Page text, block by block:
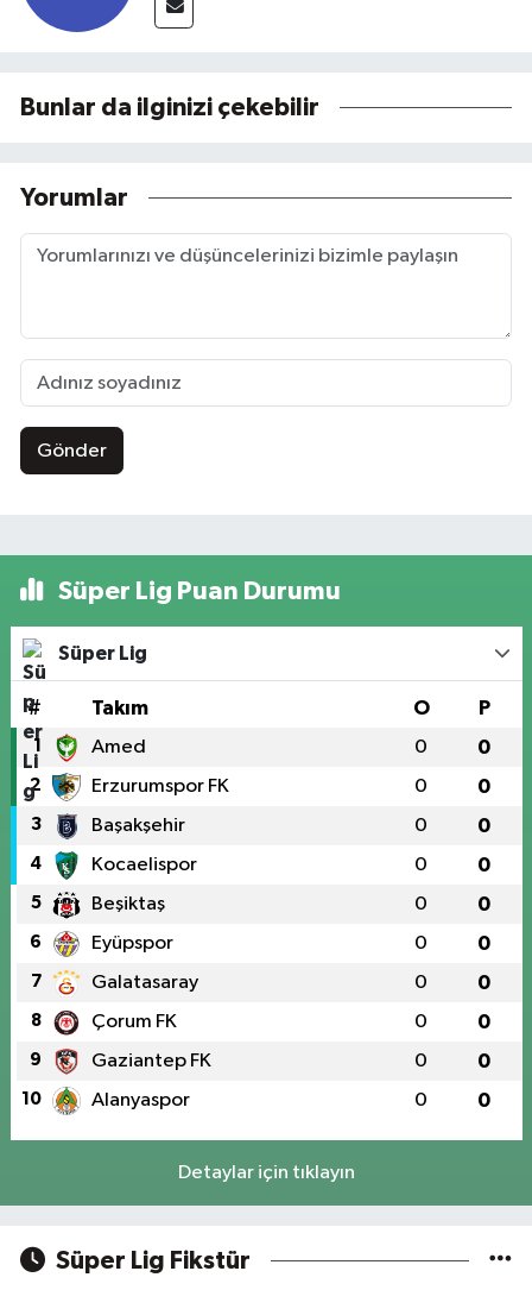
Bunlar da ilginizi çekebilir
Yorumlar
Gönder
Süper Lig Puan Durumu
Süper Lig
# Takım O P
1 Amed 0 0
2 Erzurumspor FK 0 0
3 Başakşehir 0 0
4 Kocaelispor 0 0
5 Beşiktaş 0 0
6 Eyüpspor 0 0
7 Galatasaray 0 0
8 Çorum FK 0 0
9 Gaziantep FK 0 0
10 Alanyaspor 0 0
Detaylar için tıklayın
Süper Lig Fikstür